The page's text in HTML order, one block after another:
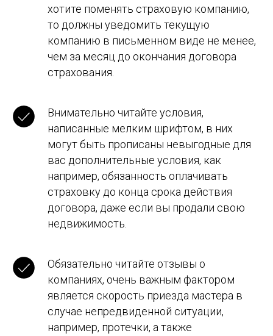
хотите поменять страховую компанию,
то должны уведомить текущую
компанию в письменном виде не менее,
чем за месяц до окончания договора
страхования.
Внимательно читайте условия,
написанные мелким шрифтом, в них
могут быть прописаны невыгодные для
вас дополнительные условия, как
например, обязанность оплачивать
страховку до конца срока действия
договора, даже если вы продали свою
недвижимость.
Обязательно читайте отзывы о
компаниях, очень важным фактором
является скорость приезда мастера в
случае непредвиденной ситуации,
например, протечки, а также
Планируете переезд
в Испанию и не знаете, с чего
начать?
Как с вами связаться?
другими важными вопросами. Получите
персональную консультацию и сделайте
переезд легким и комфортным!
Оставьте заявку — и мы свяжемся с